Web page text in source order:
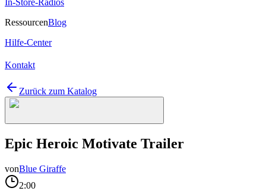
In-Store-Radios
RessourcenBlog
Hilfe-Center
Kontakt
Zurück zum Katalog
Epic Heroic Motivate Trailer
vonBlue Giraffe
2:00